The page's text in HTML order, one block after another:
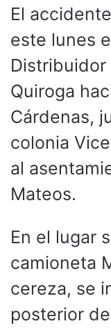
El
este lunes
Distribuidor
Quiroga
Cárdenas,
colonia
al
Mateos.
En el lugar
camioneta
cereza, se
posterior